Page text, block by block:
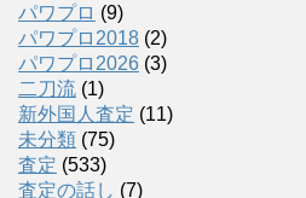
パワプロ (9)
パワプロ2018 (2)
パワプロ2026 (3)
二刀流 (1)
新外国人査定 (11)
未分類 (75)
査定 (533)
査定の話し (7)